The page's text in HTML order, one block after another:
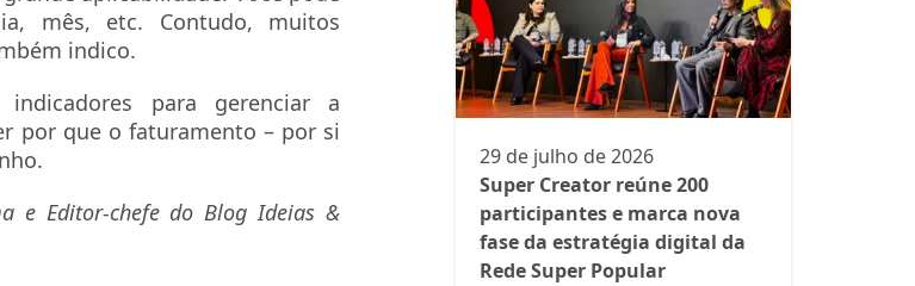
mês, etc. Contudo, muitos
indico.
para gerenciar a
por que o faturamento – por si
e Editor-chefe do Blog Ideias &
29 de julho de 2026
Super Creator reúne 200
participantes e marca nova
fase da estratégia digital da
Rede Super Popular